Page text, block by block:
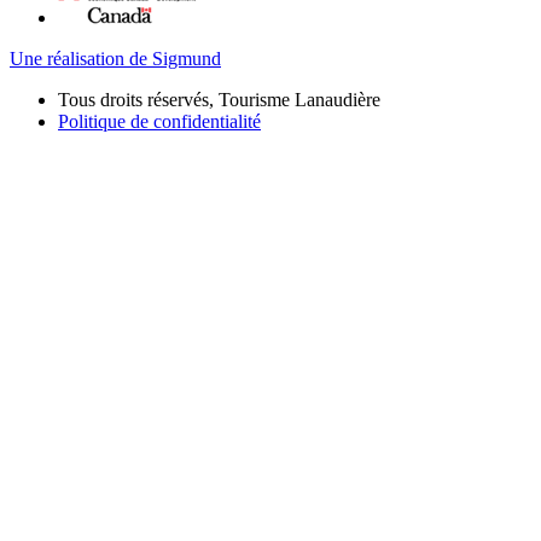
Une réalisation de Sigmund
Tous droits réservés, Tourisme Lanaudière
Politique de confidentialité